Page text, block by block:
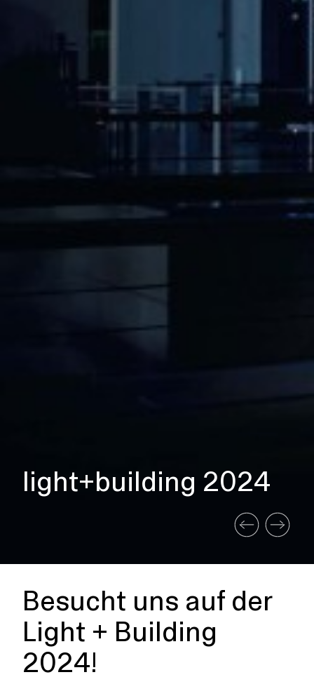
light+building 2024
Besucht uns auf der
Light + Building
2024!